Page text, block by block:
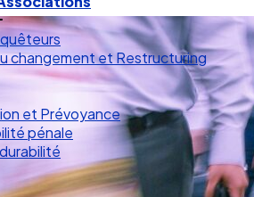
changement et Restructuring
et Prévoyance
pénale